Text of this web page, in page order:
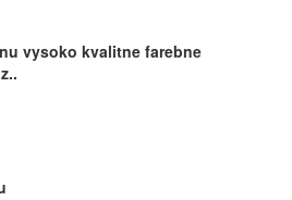
vysoko kvalitne farebne